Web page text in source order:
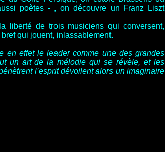
poètes - , on découvre un Franz Liszt
de trois musiciens qui conversent,
qui jouent, inlassablement.
en effet le leader comme une des grandes
un art de la mélodie qui se révèle, et les
l’esprit dévoilent alors un imaginaire